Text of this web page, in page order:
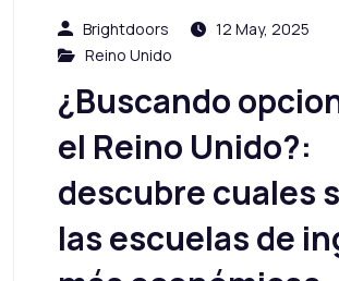
Brightdoors
12 May, 2025
Reino Unido
¿Buscando
el Reino Unido?:
descubre cuales
las escuelas de